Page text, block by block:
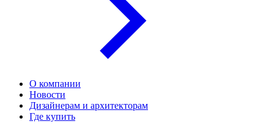
О компании
Новости
Дизайнерам и архитекторам
Где купить